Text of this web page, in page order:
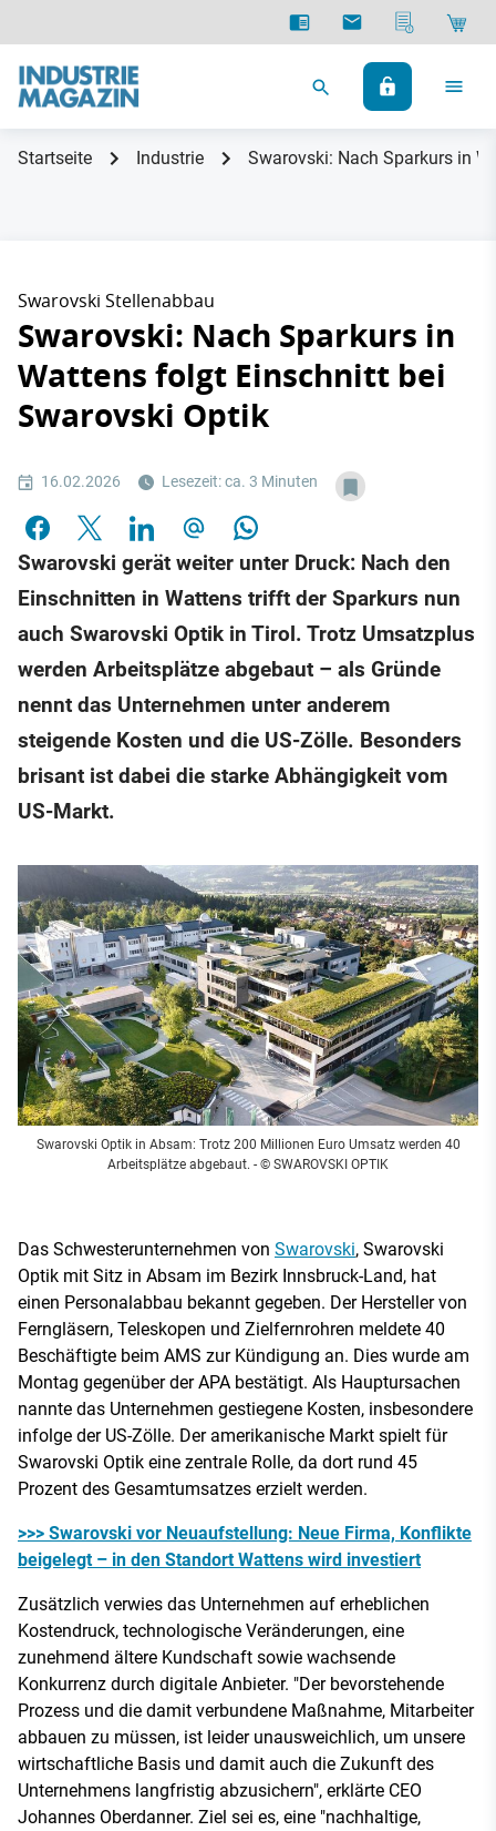
Startseite Industrie Swarovski: Nach Sparkurs in
Swarovski Stellenabbau
Swarovski: Nach Sparkurs in
Wattens folgt Einschnitt bei
Swarovski Optik
16.02.2026 Lesezeit: ca. 3 Minuten
Swarovski gerät weiter unter Druck: Nach den
Einschnitten in Wattens trifft der Sparkurs nun
auch Swarovski Optik in Tirol. Trotz Umsatzplus
werden Arbeitsplätze abgebaut – als Gründe
nennt das Unternehmen unter anderem
steigende Kosten und die US-Zölle. Besonders
brisant ist dabei die starke Abhängigkeit vom
US-Markt.
Swarovski Optik in Absam: Trotz 200 Millionen Euro Umsatz werden 40
Arbeitsplätze abgebaut. - © SWAROVSKI OPTIK
Das Schwesterunternehmen von Swarovski, Swarovski
Optik mit Sitz in Absam im Bezirk Innsbruck-Land, hat
einen Personalabbau bekannt gegeben. Der Hersteller von
Ferngläsern, Teleskopen und Zielfernrohren meldete 40
Beschäftigte beim AMS zur Kündigung an. Dies wurde am
Montag gegenüber der APA bestätigt. Als Hauptursachen
nannte das Unternehmen gestiegene Kosten, insbesondere
infolge der US-Zölle. Der amerikanische Markt spielt für
Swarovski Optik eine zentrale Rolle, da dort rund 45
Prozent des Gesamtumsatzes erzielt werden.
>>> Swarovski vor Neuaufstellung: Neue Firma, Konflikte
beigelegt – in den Standort Wattens wird investiert
Zusätzlich verwies das Unternehmen auf erheblichen
Kostendruck, technologische Veränderungen, eine
zunehmend ältere Kundschaft sowie wachsende
Konkurrenz durch digitale Anbieter. "Der bevorstehende
Prozess und die damit verbundene Maßnahme, Mitarbeiter
abbauen zu müssen, ist leider unausweichlich, um unsere
wirtschaftliche Basis und damit auch die Zukunft des
Unternehmens langfristig abzusichern", erklärte CEO
Johannes Oberdanner. Ziel sei es, eine "nachhaltige,